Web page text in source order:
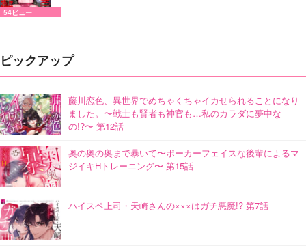
54ビュー
ピックアップ
藤川恋色、異世界でめちゃくちゃイカせられることになり
ました。〜戦士も賢者も神官も…私のカラダに夢中な
の!?〜 第12話
奥の奥の奥まで暴いて〜ポーカーフェイスな後輩によるマ
ジイキHトレーニング〜 第15話
ハイスペ上司・天崎さんの×××はガチ悪魔!? 第7話